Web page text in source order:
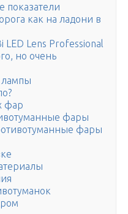
показатели
как на ладони в
LED Lens Professional
но очень
лампы
фар
фары
фары